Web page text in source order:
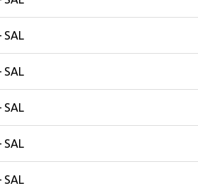
SAL
SAL
SAL
SAL
SAL